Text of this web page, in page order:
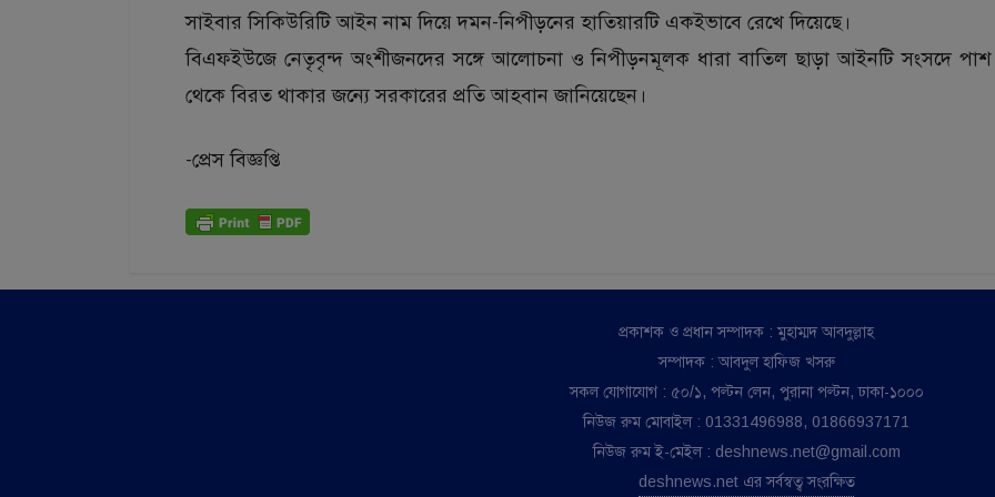
সাইবার সিকিউরিটি আইন নাম দিয়ে দমন-নিপীড়নের হাতিয়ারটি একইভাবে রেখে দিয়েছে।
বিএফইউজে নেতৃবৃন্দ অংশীজনদের সঙ্গে আলোচনা ও নিপীড়নমূলক ধারা বাতিল ছাড়া আইনটি সংসদে পাশ
থেকে বিরত থাকার জন্যে সরকারের প্রতি আহবান জানিয়েছেন।
-প্রেস বিজ্ঞপ্তি
প্রকাশক ও প্রধান সম্পাদক : মুহাম্মদ আবদুল্লাহ
সম্পাদক : আবদুল হাফিজ খসরু
সকল যোগাযোগ : ৫০/১, পল্টন লেন, পুরানা পল্টন, ঢাকা-১০০০
নিউজ রুম মোবাইল : 01331496988, 01866937171
নিউজ রুম ই-মেইল : deshnews.net@gmail.com
deshnews.net এর সর্বস্বত্ব সংরক্ষিত